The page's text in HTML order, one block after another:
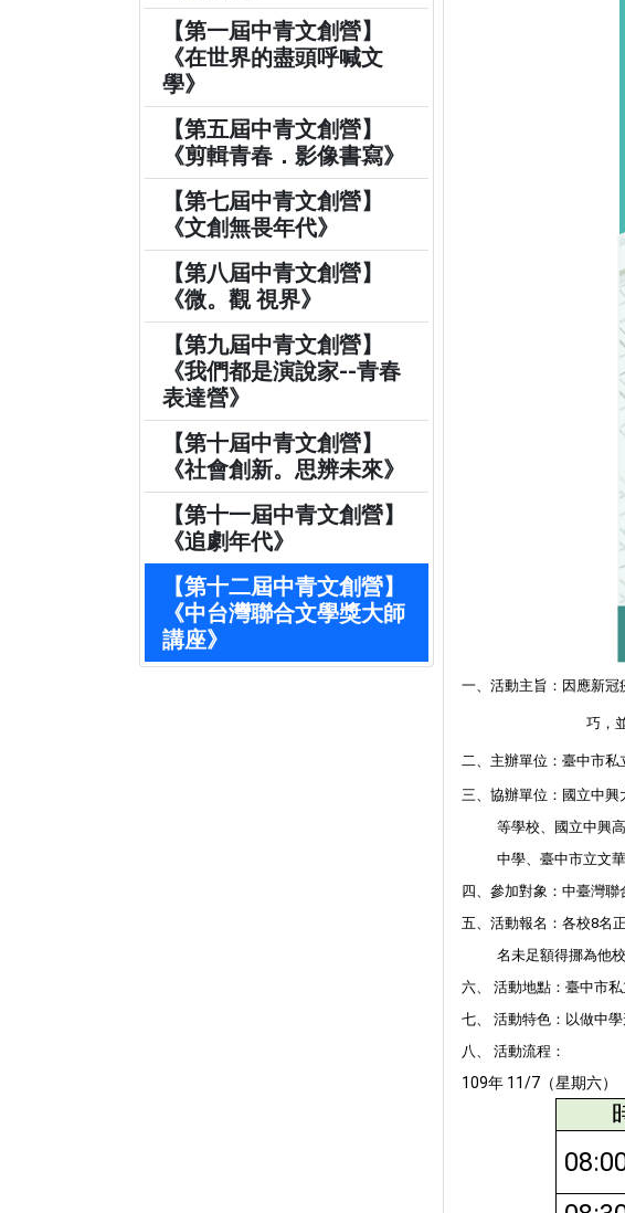
【第一屆中青文創營】
《在世界的盡頭呼喊文
學》
【第五屆中青文創營】
《剪輯青春．影像書寫》
【第七屆中青文創營】
《文創無畏年代》
【第八屆中青文創營】
《微。觀 視界》
【第九屆中青文創營】
《我們都是演說家--青春
表達營》
【第十屆中青文創營】
《社會創新。思辨未來》
【第十一屆中青文創營】
《追劇年代》
【第十二屆中青文創營】
《中台灣聯合文學獎大師
講座》
一、活動主旨：因應新
巧，
二、主辦單位：臺中市私
三、 協辦單位：國立中興
等學校、國立中興
中學、臺中市立文
四、 參加對象：中臺灣聯
五、 活動報名：各校8名
名未足額得挪為他
六、 活動地點：臺中市
七、 活動特色：以做中
八、 活動流程：
109年 11/7（星期六）